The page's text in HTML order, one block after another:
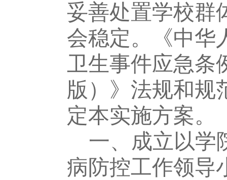
妥善处置学校群
会稳定。《中华
卫生事件应急条
版）》法规和规
定本实施方案。
一、成立以学
病防控工作领导